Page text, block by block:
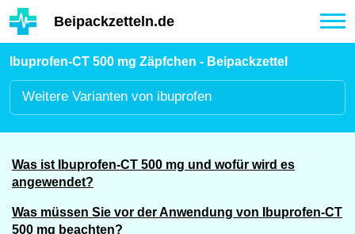
Hauptinhalt
Beipackzetteln.de
Ibuprofen-CT 500 mg Zäpfchen - Beipackzettel
Weitere Varianten von ibuprofen
Was ist Ibuprofen-CT 500 mg und wofür wird es
angewendet?
Was müssen Sie vor der Anwendung von Ibuprofen-CT
500 mg beachten?